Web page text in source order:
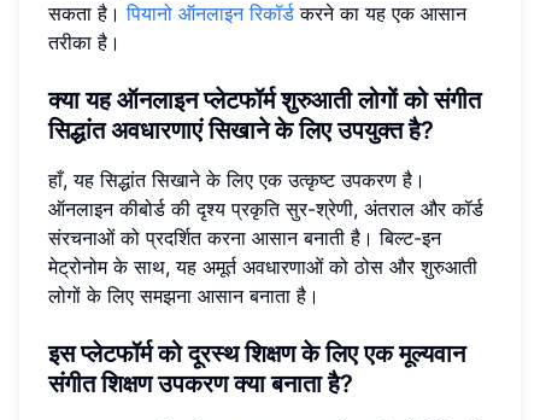
सकता है।पियानो ऑनलाइन रिकॉर्ड करने का यह एक आसान
तरीका है।
क्या यह ऑनलाइन प्लेटफॉर्म शुरुआती लोगों को संगीत
सिद्धांत अवधारणाएं सिखाने के लिए उपयुक्त है?
हाँ, यह सिद्धांत सिखाने के लिए एक उत्कृष्ट उपकरण है।
ऑनलाइन कीबोर्ड की दृश्य प्रकृति सुर-श्रेणी, अंतराल और कॉर्ड
संरचनाओं को प्रदर्शित करना आसान बनाती है। बिल्ट-इन
मेट्रोनोम के साथ, यह अमूर्त अवधारणाओं को ठोस और शुरुआती
लोगों के लिए समझना आसान बनाता है।
इस प्लेटफॉर्म को दूरस्थ शिक्षण के लिए एक मूल्यवान
संगीत शिक्षण उपकरण क्या बनाता है?